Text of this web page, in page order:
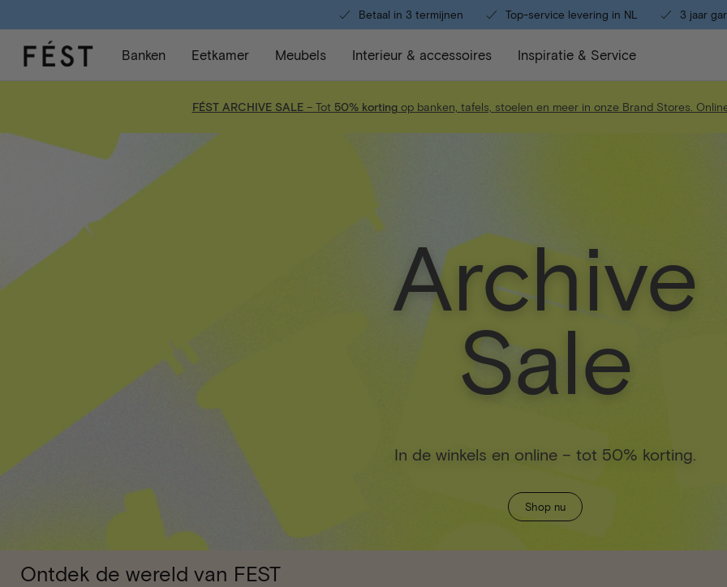
Betaal in 3 termijnen Top-service levering in NL 3 jaar
Banken Eetkamer Meubels Interieur & accessoires Inspiratie & Service
FÉST ARCHIVE SALE– Tot 50% kortingop banken, tafels, stoelen en meer in onze Brand Stores.
Archive
Sale
In de winkels en online – tot 50% korting.
Shop nu
Ontdek de wereld van FEST